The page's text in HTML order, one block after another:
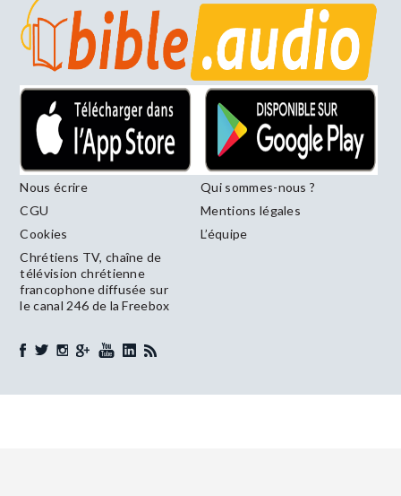
Nous écrire
Qui sommes-nous ?
CGU
Mentions légales
Cookies
L’équipe
Chrétiens TV, chaîne de
télévision chrétienne
francophone diffusée sur
le canal 246 de la Freebox